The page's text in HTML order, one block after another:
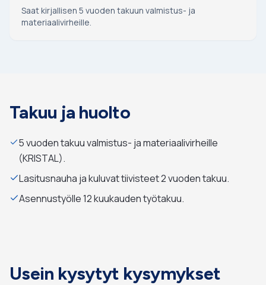
Saat kirjallisen 5 vuoden takuun valmistus- ja
materiaalivirheille.
Takuu ja huolto
5 vuoden takuu valmistus- ja materiaalivirheille
(KRISTAL).
Lasitusnauha ja kuluvat tiivisteet 2 vuoden takuu.
Asennustyölle 12 kuukauden työtakuu.
Usein kysytyt kysymykset